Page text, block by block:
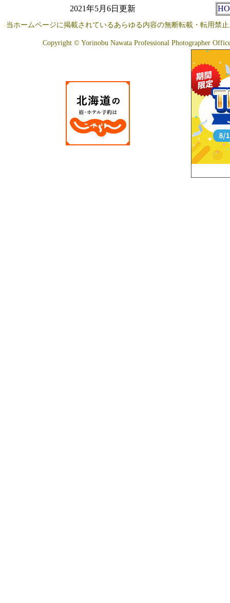
2021年5月6日更新
当ホームページに掲載されているあらゆる内容の無断転載・転用禁
Copyright © Yorinobu Nawata Professional Photographer